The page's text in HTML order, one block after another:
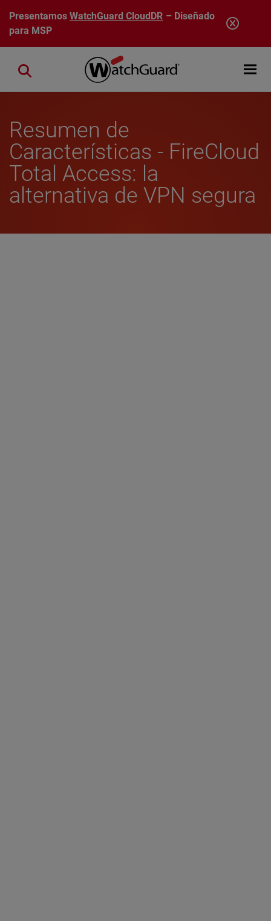
Pasar al contenido principal
PresentamosWatchGuard CloudDR – Diseñado
para MSP
Open
Close search
Resumen de
Características - FireCloud
Total Access: la
alternativa de VPN segura